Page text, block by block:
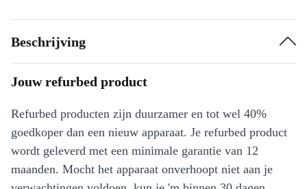
Beschrijving
Jouw refurbed product
Refurbed producten zijn duurzamer en tot wel 40%
goedkoper dan een nieuw apparaat. Je refurbed product
wordt geleverd met een minimale garantie van 12
maanden. Mocht het apparaat onverhoopt niet aan je